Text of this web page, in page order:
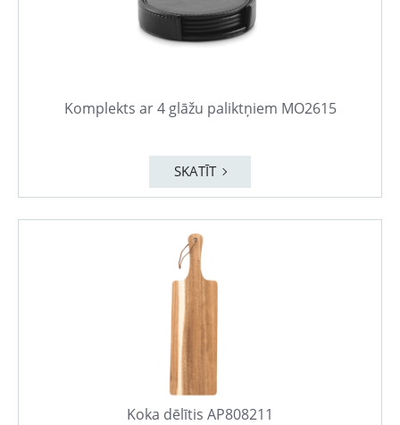
Komplekts ar 4 glāžu paliktņiem MO2615
SKATĪT
Koka dēlītis AP808211